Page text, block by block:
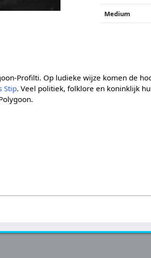
Medium
Profilti. Op ludieke wijze komen de
Stip. Veel politiek, folklore en koninklijk